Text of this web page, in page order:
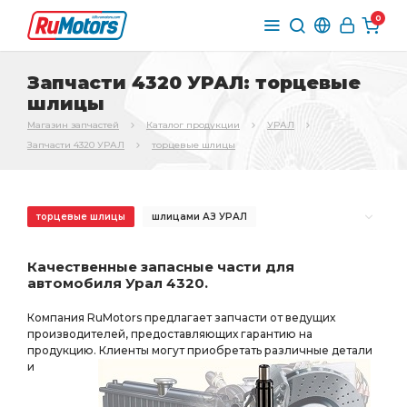
0
Запчасти 4320 УРАЛ: торцевые
шлицы
Магазин запчастей Каталог продукции
УРАЛ
Запчасти 4320 УРАЛ
торцевые шлицы
торцевые шлицы шлицами АЗ УРАЛ
РЕДУКТОР СРЕДНЕГО РЕДУКТОР СРЕДНЕГО МОСТА
торц. шлицами пневмотормоза АЗ УРАЛ
необходимы ПД АЗ УРАЛ торц. шлицами АЗ УРАЛ
i=7.49 49 зуб МОСТА i=7.49 БМКД АЗ УРАЛ
Качественные запасные части для
автомобиля Урал 4320.
Компания RuMotors предлагает запчасти от ведущих
производителей, предоставляющих гарантию на
продукцию. Клиенты могут приобретать различные детали
и